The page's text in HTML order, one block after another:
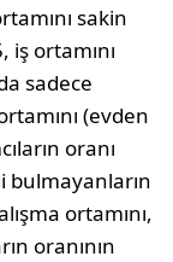
sakin
iş ortamını
sadece
(evden
oranı
bulmayanların
ortamını,
oranının